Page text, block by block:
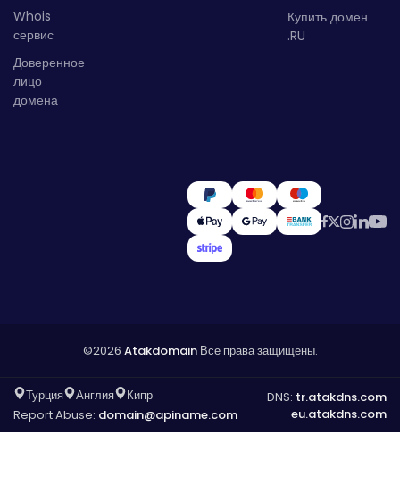
Whois
сервис
Доверенное
лицо
домена
Купить домен
.RU
©2026 AtakdomainВсе права защищены.
Турция Англия
Кипр
Report Abuse: domain@apiname.com
DNS: tr.atakdns.com
eu.atakdns.com